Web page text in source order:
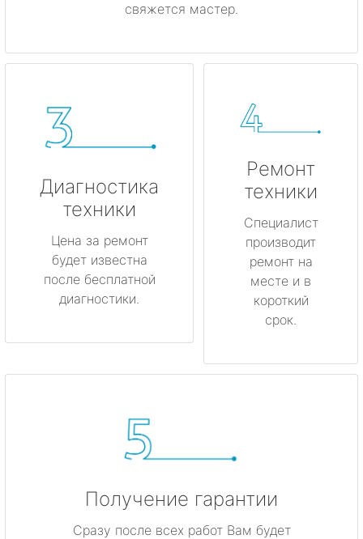
свяжется мастер.
Диагностика
техники
Цена за ремонт
будет известна
после бесплатной
диагностики.
Ремонт
техники
Специалист
производит
ремонт на
месте и в
короткий
срок.
Получение гарантии
Сразу после всех работ Вам будет